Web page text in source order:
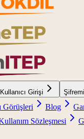
Kullanıcı Girişi
Görüşleri Blog
Sözleşmesi